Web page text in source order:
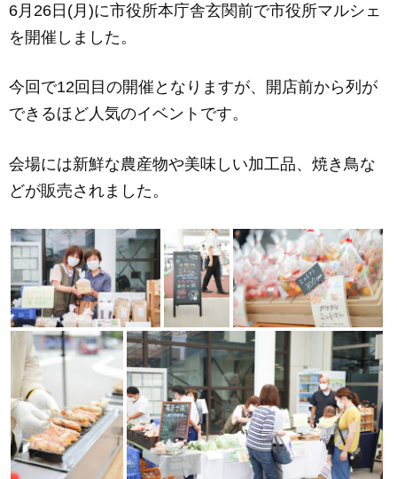
c
e
b
o
k
ail ss
n
g
e
6月26日(月)に市役所本庁舎玄関前で市役所マルシェ
を開催しました。
今回で12回目の開催となりますが、開店前から列が
できるほど人気のイベントです。
会場には新鮮な農産物や美味しい加工品、焼き鳥な
どが販売されました。